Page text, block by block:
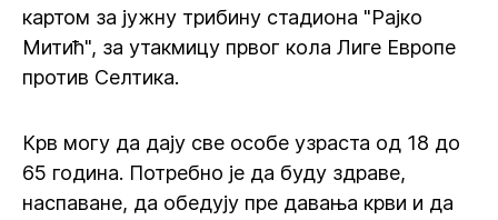
картом за јужну трибину стадиона "Рајко
Митић", за утакмицу првог кола Лиге Европе
против Селтика.
Крв могу да дају све особе узраста од 18 до
65 година. Потребно је да буду здраве,
наспаване, да обедују пре давања крви и да